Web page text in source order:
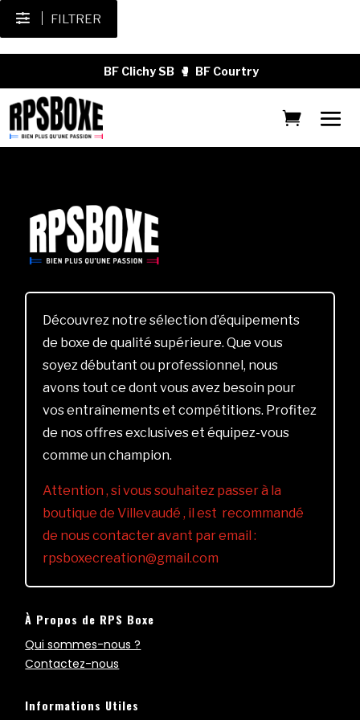
FILTRER
BF Clichy SB 🥊 BF Courtry
Découvrez notre sélection d’équipements
de boxe de qualité supérieure. Que vous
soyez débutant ou professionnel, nous
avons tout ce dont vous avez besoin pour
vos entraînements et compétitions. Profitez
de nos offres exclusives et équipez-vous
comme un champion.
Attention , si vous souhaitez passer à la
boutique de Villevaudé , il est recommandé
de nous contacter avant par email :
rpsboxecreation@gmail.com
À Propos de RPS Boxe
Qui sommes-nous ?
Contactez-nous
Informations Utiles